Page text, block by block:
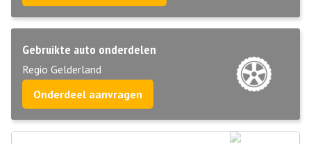
Gebruikte auto onderdelen
Regio Gelderland
Onderdeel aanvragen